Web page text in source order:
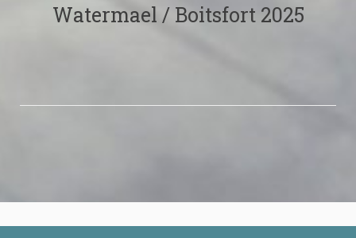
Watermael / Boitsfort 2025